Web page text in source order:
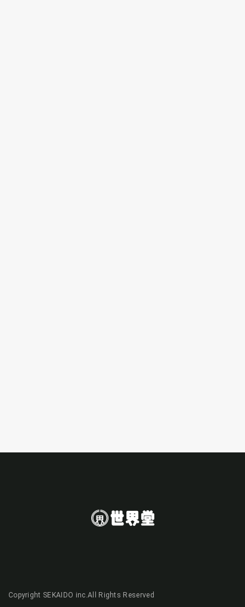
Copyright SEKAIDO inc.All Rights Reserved